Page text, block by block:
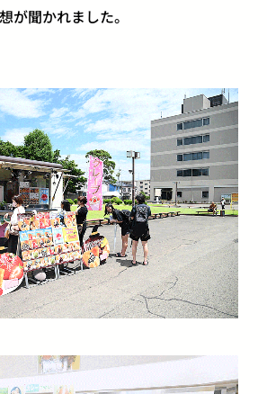
が聞かれました。